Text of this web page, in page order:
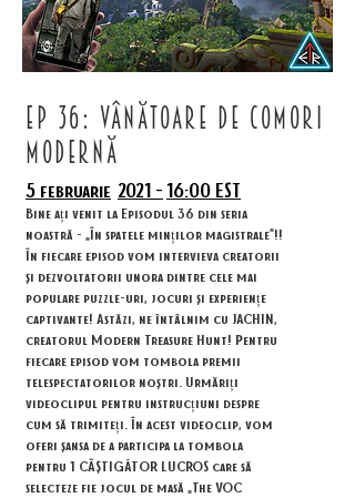
ep 36: vânătoare de comori
modernă
5 februarie 2021 - 16:00 EST
Bine ați venit la Episodul 36 din seria
noastră - „În spatele minților magistrale”!!
În fiecare episod vom intervieva creatorii
și dezvoltatorii unora dintre cele mai
populare puzzle-uri, jocuri și experiențe
captivante! Astăzi, ne întâlnim cu JACHIN,
creatorul Modern Treasure Hunt! Pentru
fiecare episod vom tombola premii
telespectatorilor noștri. Urmăriți
videoclipul pentru instrucțiuni despre
cum să trimiteți. În acest videoclip, vom
oferi șansa de a participa la tombola
pentru 1 CÂȘTIGĂTOR LUCROS care să
selecteze fie jocul de masă „The VOC